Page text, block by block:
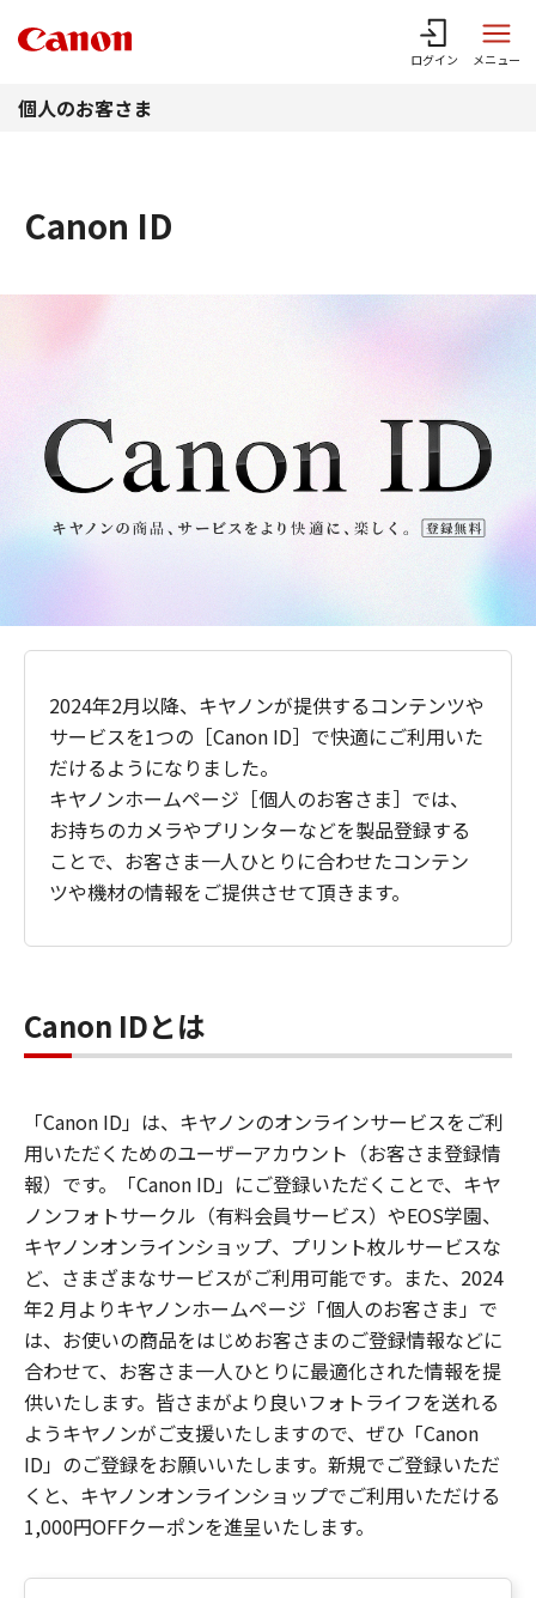
ログイン メニュー
個人のお客さま
Canon ID
2024年2月以降、キヤノンが提供するコンテンツや
サービスを1つの［Canon ID］で快適にご利用いた
だけるようになりました。
キヤノンホームページ［個人のお客さま］では、
お持ちのカメラやプリンターなどを製品登録する
ことで、お客さま一人ひとりに合わせたコンテン
ツや機材の情報をご提供させて頂きます。
Canon IDとは
「Canon ID」は、キヤノンのオンラインサービスをご利
用いただくためのユーザーアカウント（お客さま登録情
報）です。「Canon ID」にご登録いただくことで、キヤ
ノンフォトサークル（有料会員サービス）やEOS学園、
キヤノンオンラインショップ、プリント枚ルサービスな
ど、さまざまなサービスがご利用可能です。また、2024
年2 月よりキヤノンホームページ「個人のお客さま」で
は、お使いの商品をはじめお客さまのご登録情報などに
合わせて、お客さま一人ひとりに最適化された情報を提
供いたします。皆さまがより良いフォトライフを送れる
ようキヤノンがご支援いたしますので、ぜひ「Canon
ID」のご登録をお願いいたします。新規でご登録いただ
くと、キヤノンオンラインショップでご利用いただける
1,000円OFFクーポンを進呈いたします。